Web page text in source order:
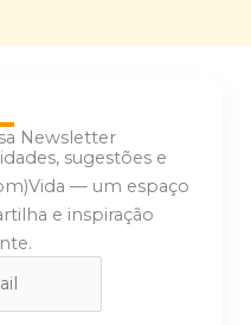
Newsletter
sugestões e
— um espaço
e inspiração